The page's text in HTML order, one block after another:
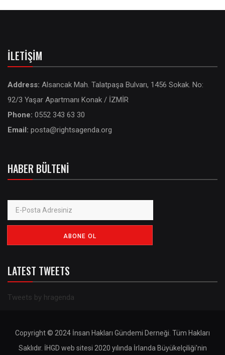
İLETIŞIM
Address: Alsancak Mah. Talatpaşa Bulvarı, 1456 Sokak. No:
92/3 Yaşar Apartmanı Konak / İZMİR
Phone: 0552 343 63 30
Email: posta@rightsagenda.org
HABER BÜLTENI
LATEST TWEETS
Tweets by hragenda
Copyright © 2024 İnsan Hakları Gündemi Derneği. Tüm Hakları
Saklıdır. İHGD web sitesi 2020 yılında İrlanda Büyükelçiliği'nin